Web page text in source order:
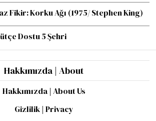
Fikir: Korku Ağı (1975/ Stephen King)
Dostu 5 Şehri
Hakkımızda | About
Hakkımızda | About Us
Gizlilik | Privacy